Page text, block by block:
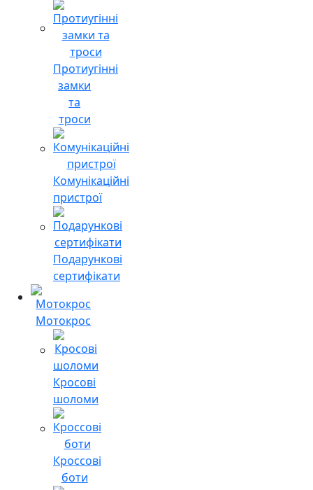
Протиугінні
замки
та
троси
Комунікаційні
пристрої
Подарункові
сертифікати
Мотокрос
Кросові
шоломи
Кроссові
боти